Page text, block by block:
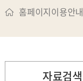
신착자료검색
희망도서신청
홈페이지이용안내
자료검색